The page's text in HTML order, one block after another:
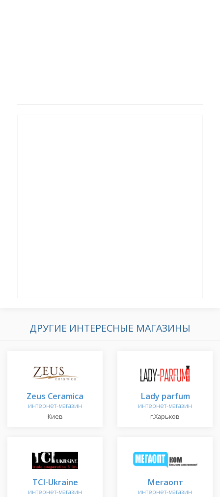
ДРУГИЕ ИНТЕРЕСНЫЕ МАГАЗИНЫ
Zeus Ceramica
интернет-магазин
Киев
Lady parfum
интернет-магазин
г.Харьков
TCI-Ukraine
интернет-магазин
Мегаопт
интернет-магазин